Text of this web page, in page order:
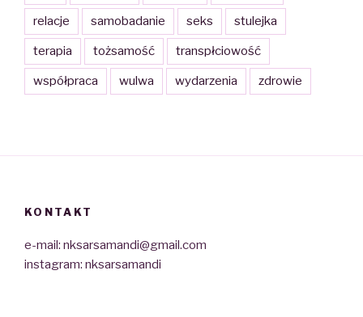
relacje samobadanie seks stulejka
terapia tożsamość transpłciowość
współpraca wulwa wydarzenia zdrowie
KONTAKT
e-mail: nksarsamandi@gmail.com
instagram: nksarsamandi